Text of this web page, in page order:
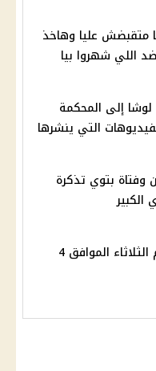
متقبضش عليا وهاخذ
ضد اللي شهروا بيا
لوشا إلى المحكمة
التي ينشرها
وفتاة بتوي تذكرة
توقعات الأبراج اليوم الثلاثاء الموافق 4